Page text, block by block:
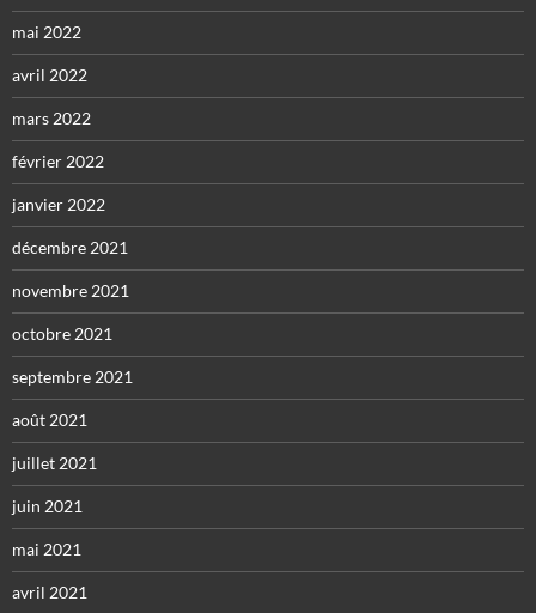
mai 2022
avril 2022
mars 2022
février 2022
janvier 2022
décembre 2021
novembre 2021
octobre 2021
septembre 2021
août 2021
juillet 2021
juin 2021
mai 2021
avril 2021